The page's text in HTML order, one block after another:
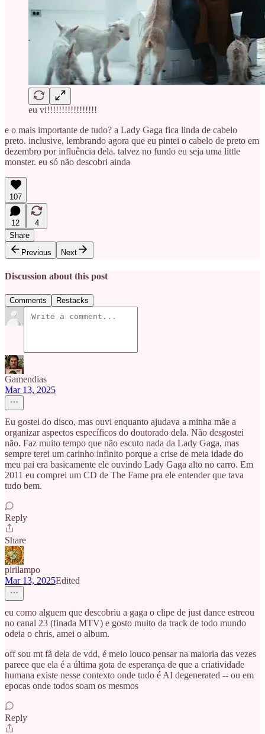
eu vi!!!!!!!!!!!!!!!!!
e o mais importante de tudo? a Lady Gaga fica linda de cabelo
preto. inclusive, lembrando agora que eu pintei o cabelo de preto em
dezembro por influência dela. talvez no fundo eu seja uma little
monster. eu só não descobri ainda
107
12
4
Share
Previous
Next
Discussion about this post
Comments Restacks
Gamendias
Mar 13, 2025
Eu gostei do disco, mas ouvi enquanto ajudava a minha mãe a
organizar aspectos específicos do doutorado dela. Não desgostei
não. Faz muito tempo que não escuto nada da Lady Gaga, mas
sempre terei um carinho infinito porque a crise de meia idade do
meu pai era basicamente ele ouvindo Lady Gaga alto no carro. Em
2011 eu comprei um CD de The Fame pra ele entender que tava
tudo bem.
Reply
Share
pirilampo
Mar 13, 2025Edited
eu como alguem que descobriu a gaga o clipe de just dance estreou
no canal 23 (finada MTV) e gosto muito da track de todo mundo
odeia o chris, amei o album.
off sou mt fã dela de vdd, é meio louco pensar na maioria das vezes
parece que ela é a última gota de esperança de que a criatividade
humana existe nesse contexto onde tudo é AI degenerated -- ou em
epocas onde todos soam os mesmos
Reply